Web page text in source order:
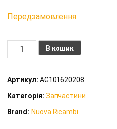
Передзамовлення
Термометр
для
кількість
В кошик
Артикул: AG101620208
Категорія: Запчастини
Brand: Nuova Ricambi